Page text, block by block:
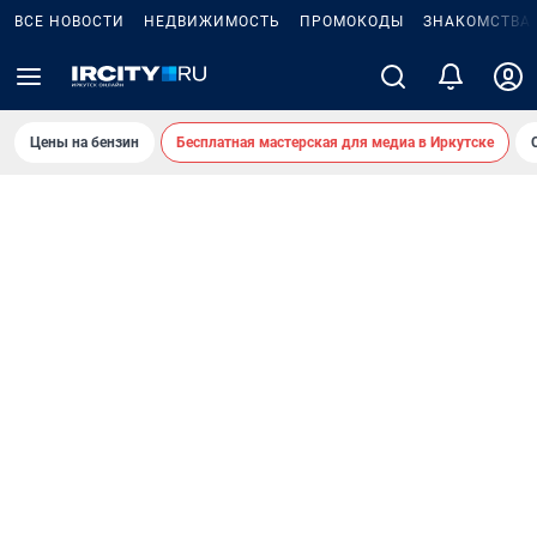
ВСЕ НОВОСТИ НЕДВИЖИМОСТЬ ПРОМОКОДЫ ЗНАКОМСТВА
Цены на бензин Бесплатная мастерская для медиа в Иркутске